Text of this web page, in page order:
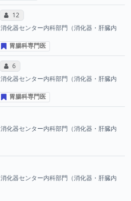
コミュニケーション・タイプ投票数
12
消化器センター内科部門（消化器・肝臓内
胃腸科専門医
コミュニケーション・タイプ投票数
6
消化器センター内科部門（消化器・肝臓内
胃腸科専門医
消化器センター内科部門（消化器・肝臓内
消化器センター内科部門（消化器・肝臓内